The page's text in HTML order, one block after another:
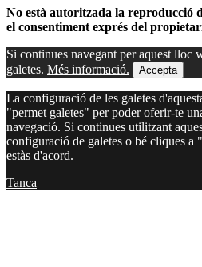
No està autoritzada la reproducció
el consentiment exprés del
Si continues navegant per aquest lloc
galetes. Més informació. Accepta
La configuració de les galetes
"permet galetes" per poder oferir-te
navegació. Si continues utilitzant
configuració de galetes o bé cliques a
estàs d'acord.
Tanca